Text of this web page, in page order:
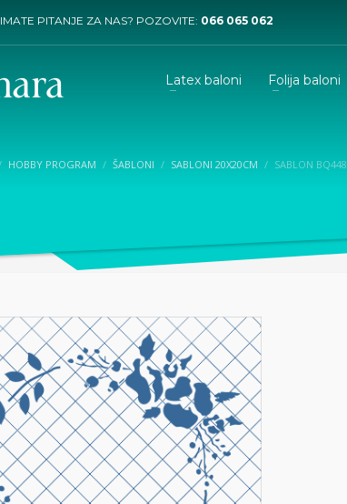
IMATE PITANJE ZA NAS? POZOVITE: 066 065 062
Latex baloni Folija baloni
HOBBY PROGRAM ŠABLONI SABLONI 20X20CM SABLON BQ448